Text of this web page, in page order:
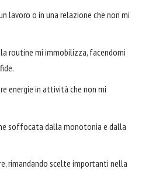
lavoro o in una relazione che non mi
routine mi immobilizza, facendomi
energie in attività che non mi
soffocata dalla monotonia e dalla
rimandando scelte importanti nella